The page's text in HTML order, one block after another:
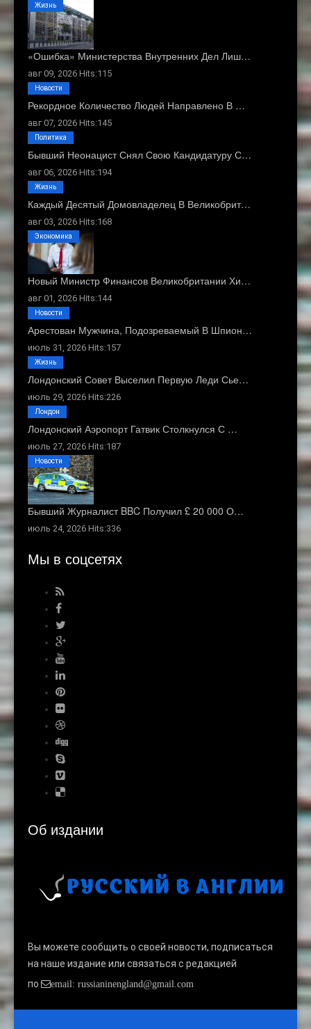
«Ошибка» Министерства Внутренних Дел Лиш…
авг 09, 2026 Hits:115
Жизнь
Рекордное Количество Людей Направлено В …
авг 07, 2026 Hits:145
Новости
Бывший Неонацист Снял Свою Кандидатуру С…
авг 06, 2026 Hits:194
Политика
Каждый Десятый Домовладелец В Великобрит…
авг 03, 2026 Hits:168
Жизнь
Новый Министр Финансов Великобритании Хи…
авг 01, 2026 Hits:144
Экономика
Арестован Мужчина, Подозреваемый В Шпион…
июль 31, 2026 Hits:157
Новости
Лондонский Совет Выселил Первую Леди Сье…
июль 29, 2026 Hits:226
Жизнь
Лондонский Аэропорт Гатвик Столкнулся С …
июль 27, 2026 Hits:187
Лондон
Бывший Журналист BBC Получил £ 20 000 О…
июль 24, 2026 Hits:336
Новости
Мы в соцсетях
Об издании
Вы можете сообщить о своей новости, подписаться
на наше издание или связаться с редакцией
по
email: russianinengland@gmail.com